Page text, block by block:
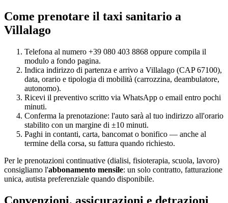
Come prenotare il taxi sanitario a
Villalago
Telefona al numero +39 080 403 8868 oppure compila il
modulo a fondo pagina.
Indica indirizzo di partenza e arrivo a Villalago (CAP67100),
data, orario e tipologia di mobilità (carrozzina, deambulatore,
autonomo).
Ricevi il preventivo scritto via WhatsApp o email entro pochi
minuti.
Conferma la prenotazione: l'auto sarà al tuo indirizzo all'orario
stabilito con un margine di ±10 minuti.
Paghi in contanti, carta, bancomat o bonifico — anche al
termine della corsa, su fattura quando richiesto.
Per le prenotazioni continuative (dialisi, fisioterapia, scuola, lavoro)
consigliamo l'abbonamento mensile: un solo contratto, fatturazione
unica, autista preferenziale quando disponibile.